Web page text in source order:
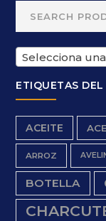
Selecciona
ETIQUETAS
ACEITE
ARROZ
BOTELLA